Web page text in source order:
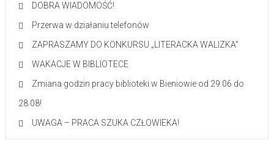
DOBRA WIADOMOŚĆ!
Przerwa w działaniu telefonów
ZAPRASZAMY DO KONKURSU „LITERACKA WALIZKA”
WAKACJE W BIBLIOTECE
Zmiana godzin pracy biblioteki w Bieniowie od 29.06 do
28.08!
UWAGA – PRACA SZUKA CZŁOWIEKA!